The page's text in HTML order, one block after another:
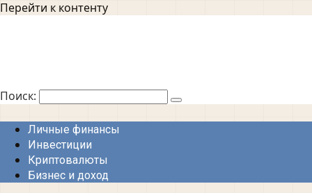
Перейти к контенту
Поиск:
Личные финансы
Инвестиции
Криптовалюты
Бизнес и доход